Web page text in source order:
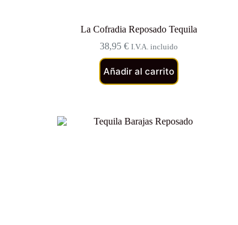
La Cofradia Reposado Tequila
38,95 € I.V.A. incluido
Añadir al carrito